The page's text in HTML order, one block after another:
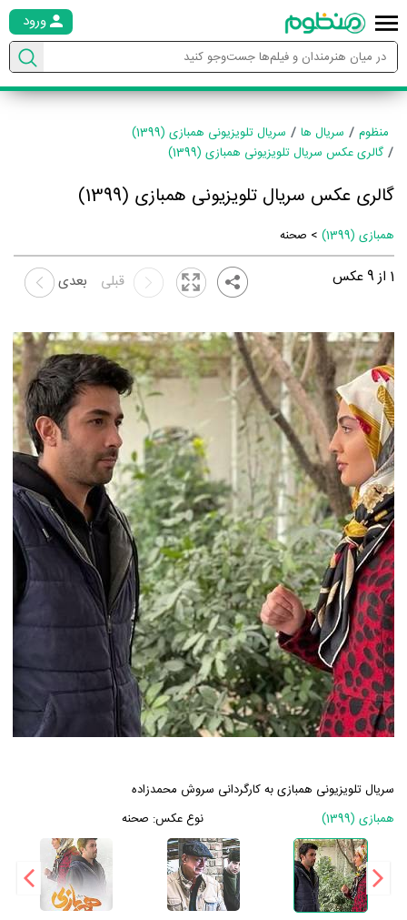
ورود
منظوم سریال ها
سریال تلویزیونی همبازی (1399)
گالری عکس سریال تلویزیونی همبازی (1399)
گالری عکس سریال تلویزیونی همبازی (1399)
همبازی (1399) > صحنه
1 از9 عکس بعدی قبلی
سریال تلویزیونی همبازی به کارگردانی سروش محمدزاده
همبازی (1399)
نوع عکس: صحنه